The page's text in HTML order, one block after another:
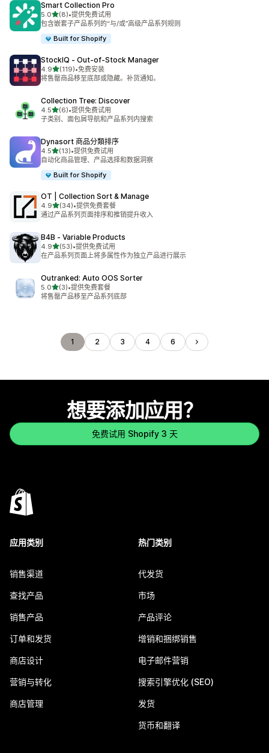
Smart Collection Pro
5.0星（满分 5 星）
(8)
总共 8 条评论
•提供免费试用
包含嵌套子产品系列的“与/或”高级产品系列规则
Built for Shopify
StockIQ ‑ Out‑of‑Stock Manager
4.9星（满分 5 星）
(119)
总共 119 条评论
•免费安装
将售罄商品移至底部或隐藏。补货通知。
Collection Tree: Discover
4.5星（满分 5 星）
(6)
总共 6 条评论
•提供免费试用
子类别、面包屑导航和产品系列内搜索
Dynasort 商品分類排序
4.5星（满分 5 星）
(13)
总共 13 条评论
•提供免费试用
自动化商品管理、产品选择和数据洞察
Built for Shopify
OT | Collection Sort & Manage
4.9星（满分 5 星）
(34)
总共 34 条评论
•提供免费套餐
通过产品系列页面排序和推销提升收入
B4B ‑ Variable Products
4.9星（满分 5 星）
(53)
总共 53 条评论
•提供免费试用
在产品系列页面上将多属性作为独立产品进行展示
Outranked: Auto OOS Sorter
5.0星（满分 5 星）
(3)
总共 3 条评论
•提供免费套餐
将售罄产品移至产品系列底部
1 2 3 4 6
想要添加应用？
免费试用 Shopify 3 天
应用类别
销售渠道
查找产品
销售产品
订单和发货
商店设计
营销与转化
商店管理
热门类别
代发货
市场
产品评论
增销和捆绑销售
电子邮件营销
搜索引擎优化 (SEO)
发货
货币和翻译